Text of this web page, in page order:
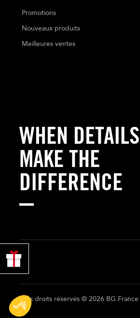
Promotions
Nouveaux produits
Meilleures ventes
WHEN DETAILS
MAKE THE
DIFFERENCE
Tous droits réservés © 2026 BG France